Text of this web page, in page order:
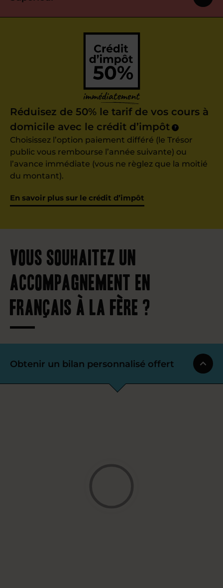
Réduisez de 50% le tarif de vos cours à
domicile avec le crédit d’impôt
?
Choisissez l’option paiement différé (le Trésor
public vous rembourse l’année suivante) ou
l’avance immédiate (vous ne règlez que la moitié
du montant).
En savoir plus sur le crédit d’impôt
Vous souhaitez un
accompagnement en
français à La Fère ?
Obtenir un bilan personnalisé offert